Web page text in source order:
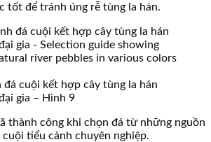
tốt để tránh úng rễ tùng la hán.
đá cuội kết hợp cây tùng la hán
gia – Hình 9
thành công khi chọn đá từ những nguồn
tiểu cảnh chuyên nghiệp.